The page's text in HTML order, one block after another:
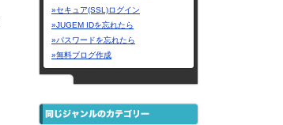
»セキュア(SSL)ログイン
»JUGEM IDを忘れたら
»パスワードを忘れたら
»無料ブログ作成